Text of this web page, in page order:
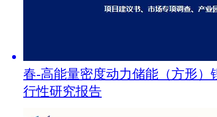
春-高能量密度动力储能（方形）
行性研究报告